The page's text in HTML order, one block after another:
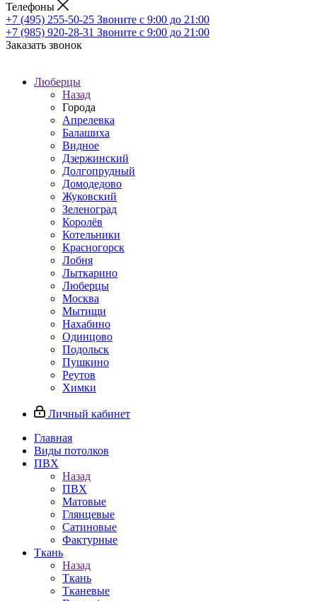
Телефоны
+7 (495) 255-50-25 Звоните с 9:00 до 21:00
+7 (985) 920-28-31 Звоните с 9:00 до 21:00
Заказать звонок
Люберцы
Назад
Города
Апрелевка
Балашиха
Видное
Дзержинский
Долгопрудный
Домодедово
Жуковский
Зеленоград
Королёв
Котельники
Красногорск
Лобня
Лыткарино
Люберцы
Москва
Мытищи
Нахабино
Одинцово
Подольск
Пушкино
Реутов
Химки
Личный кабинет
Главная
Виды потолков
ПВХ
Назад
ПВХ
Матовые
Глянцевые
Сатиновые
Фактурные
Ткань
Назад
Ткань
Тканевые